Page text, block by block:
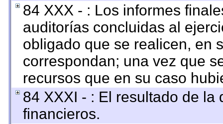
84 XXX - : Los informes
auditorías concluidas al
obligado que se realicen, en
correspondan; una vez que
recursos que en su caso
84 XXXI - : El resultado de
financieros.